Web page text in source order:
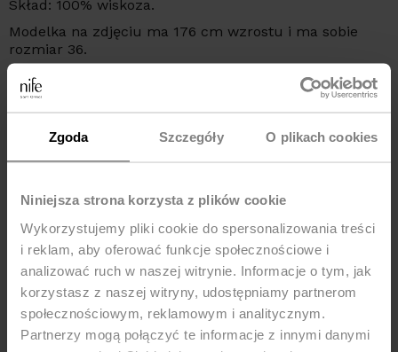
Zgoda Szczegóły O plikach cookies
Niniejsza strona korzysta z plików cookie
Wykorzystujemy pliki cookie do spersonalizowania treści
i reklam, aby oferować funkcje społecznościowe i
analizować ruch w naszej witrynie. Informacje o tym, jak
korzystasz z naszej witryny, udostępniamy partnerom
społecznościowym, reklamowym i analitycznym.
Partnerzy mogą połączyć te informacje z innymi danymi
Skład: 100% wiskoza.
Modelka na zdjęciu ma 176 cm wzrostu i ma sobie
rozmiar 36.
Podmiot odpowiedzialny za ten produkt na terytorium
UE:
NIFE Sp. z o o., ul. Lipowa 22/24, 42-202 Częstochowa,
kraj: Polska, telefon: +48 535 123 772, e-mail:
sklep@nife.pl
MOŻE CI SIĘ SPODOBAĆ
Nowość